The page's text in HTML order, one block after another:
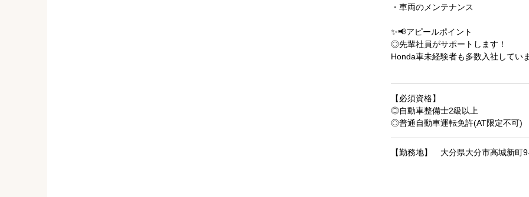
・車両のメンテナンス
✨📢アピールポイント
◎先輩社員がサポートします！
Honda車未経験者も多数入社してい
【必須資格】
◎自動車整備士2級以上
◎普通自動車運転免許(AT限定不可)
【勤務地】 大分県大分市高城新町